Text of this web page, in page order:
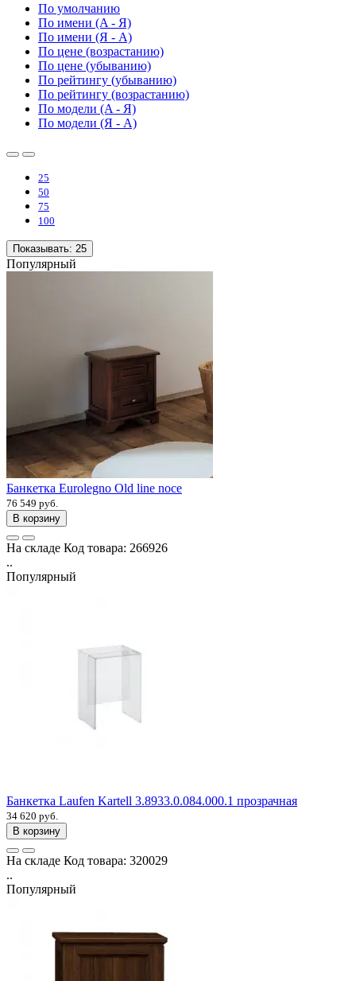
По умолчанию
По имени (A - Я)
По имени (Я - A)
По цене (возрастанию)
По цене (убыванию)
По рейтингу (убыванию)
По рейтингу (возрастанию)
По модели (A - Я)
По модели (Я - A)
25
50
75
100
Показывать: 25
Популярный
Банкетка Eurolegno Old line noce
76 549 руб.
В корзину
На складе Код товара: 266926
..
Популярный
Банкетка Laufen Kartell 3.8933.0.084.000.1 прозрачная
34 620 руб.
В корзину
На складе Код товара: 320029
..
Популярный